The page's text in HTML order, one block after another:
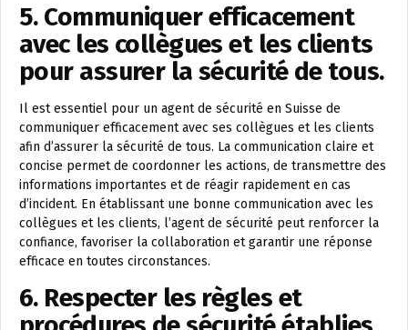
5. Communiquer efficacement
avec les collègues et les clients
pour assurer la sécurité de tous.
Il est essentiel pour un agent de sécurité en Suisse de
communiquer efficacement avec ses collègues et les clients
afin d’assurer la sécurité de tous. La communication claire et
concise permet de coordonner les actions, de transmettre des
informations importantes et de réagir rapidement en cas
d’incident. En établissant une bonne communication avec les
collègues et les clients, l’agent de sécurité peut renforcer la
confiance, favoriser la collaboration et garantir une réponse
efficace en toutes circonstances.
6. Respecter les règles et